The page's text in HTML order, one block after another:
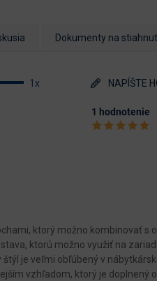
Dokumenty na
1x
NAPÍŠTE
1 hodnotenie
ktorý možno kombinovať s
ktorú možno využiť na
je veľmi obľúbený v
vzhľadom, ktorý je doplnený